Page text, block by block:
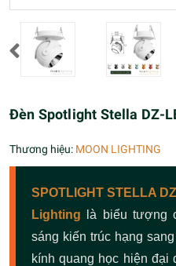
Đèn Spotlight Stella DZ-
Thương hiệu: MOON LIGHTING
SPOTLIGHT STELLA
Lighting là biểu tượng
sáng kiến trúc hạng
kính quang học hiện đại